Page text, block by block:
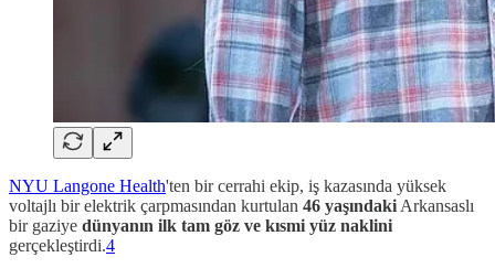
NYU Langone Health'ten bir cerrahi ekip, iş kazasında yüksek
voltajlı bir elektrik çarpmasından kurtulan 46 yaşındaki Arkansaslı
bir gaziye dünyanın ilk tam göz ve kısmi yüz naklini
gerçekleştirdi.4